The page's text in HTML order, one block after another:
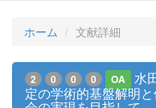
ホーム 文献詳細
2 0 0 0 OA
水
定の学術的基盤解明